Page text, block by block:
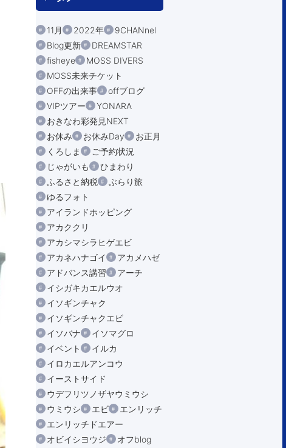
11月 2022年
9CHANnel
Blog更新
DREAMSTAR
fisheye
MOSS DIVERS
MOSS未来チケット
OFFの出来事
offブログ
VIPツアー
YONARA
おきなわ彩発見NEXT
お休み
お休みDay
お正月
くろしま
ご予約状況
じゃがいも
ひまわり
ふるさと納税
ぶらり旅
ゆるフォト
アイランドホッピング
アカククリ
アカシマシラヒゲエビ
アカネハナゴイ
アカメハゼ
アドバンス講習
アーチ
イシガキカエルウオ
イソギンチャク
イソギンチャクエビ
イソバナ
イソマグロ
イベント
イルカ
イロカエルアンコウ
イーストサイド
ウデフリツノザヤウミウシ
ウミウシ
エビ
エンリッチ
エンリッチドエアー
オビイシヨウジ
オフblog